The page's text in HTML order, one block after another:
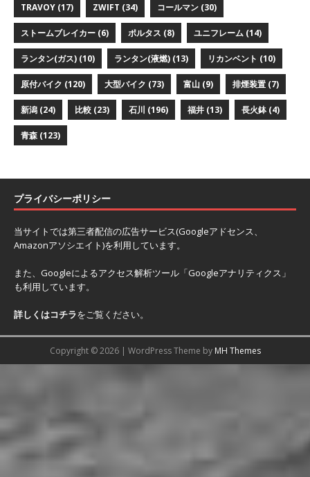
TRAVOY (17) ZWIFT (34) コールマン (30)
ストームブレイカー (6) ポルタス (8) ユニフレーム (14)
ランタン(ガス) (10) ランタン(液燃) (13) リカンベント (10)
原付バイク (120) 大型バイク (73) 富山 (9) 排煙装置 (7)
新潟 (24) 比較 (23) 石川 (196) 福井 (13) 長火鉢 (4)
青森 (123)
プライバシーポリシー
当サイトでは第三者配信の広告サービス(Googleアドセンス、
Amazonアソシエイト)を利用しています。
また、Googleによるアクセス解析ツール「Googleアナリティクス」
も利用しています。
詳しくはコチラをご覧ください。
Copyright © 2026 | WordPress Theme by MH Themes